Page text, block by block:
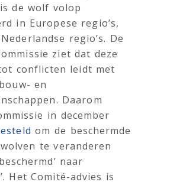
de wolf volop
in Europese regio’s,
regio’s. De
ziet dat deze
conflicten leidt met
en
Daarom
in december
om de beschermde
te veranderen
naar
Het Comité-advies is